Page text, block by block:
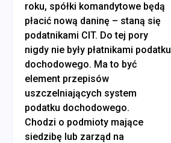
roku, spółki komandytowe będą
płacić nową daninę – staną się
podatnikami CIT. Do tej pory
nigdy nie były płatnikami podatku
dochodowego. Ma to być
element przepisów
uszczelniających system
podatku dochodowego.
Chodzi o podmioty mające
siedzibę lub zarząd na